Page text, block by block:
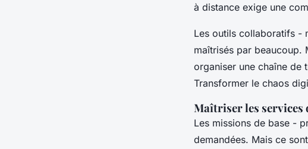
à distance exige une
Les outils collaboratifs -
maîtrisés par beaucoup.
organiser une chaîne de
Transformer le chaos
Maîtriser les services
Les missions de base -
demandées. Mais ce